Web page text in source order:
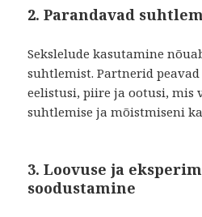
2. Parandavad
Sekslelude kasutamine
suhtlemist. Partnerid
eelistusi, piire ja ootusi, mis
suhtlemise ja mõistmiseni
3. Loovuse ja
soodustamine